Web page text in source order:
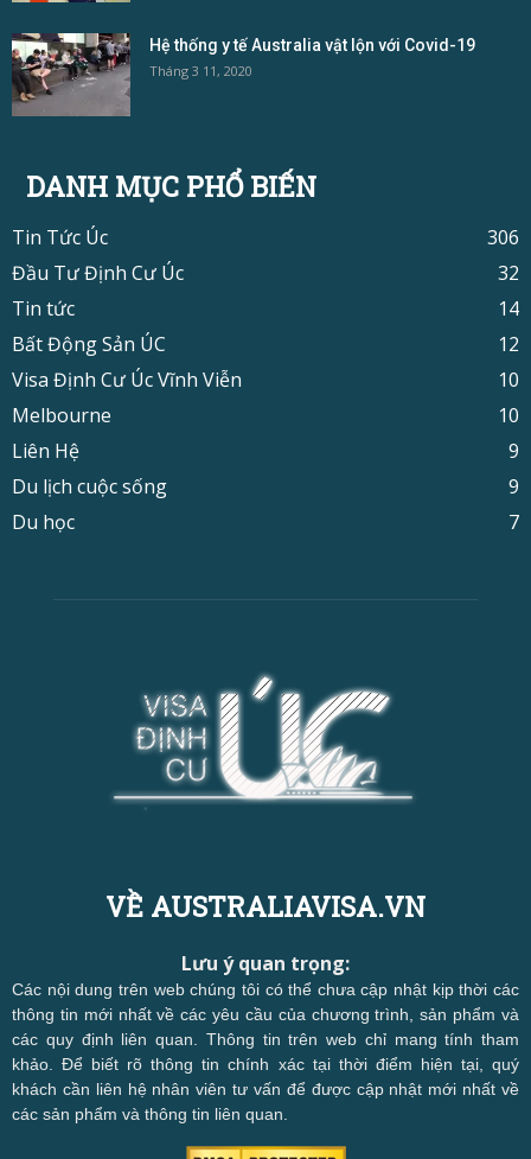
Hệ thống y tế Australia vật lộn với Covid-19
Tháng 3 11, 2020
DANH MỤC PHỔ BIẾN
Tin Tức Úc
306
Đầu Tư Định Cư Úc
32
Tin tức
14
Bất Động Sản ÚC
12
Visa Định Cư Úc Vĩnh Viễn
10
Melbourne
10
Liên Hệ
9
Du lịch cuộc sống
9
Du học
7
VỀ AUSTRALIAVISA.VN
Lưu ý quan trọng:
Các nội dung trên web chúng tôi có thể chưa cập nhật kịp thời các
thông tin mới nhất về các yêu cầu của chương trình, sản phẩm và
các quy định liên quan. Thông tin trên web chỉ mang tính tham
khảo. Để biết rõ thông tin chính xác tại thời điểm hiện tại, quý
khách cần liên hệ nhân viên tư vấn để được cập nhật mới nhất về
các sản phẩm và thông tin liên quan.